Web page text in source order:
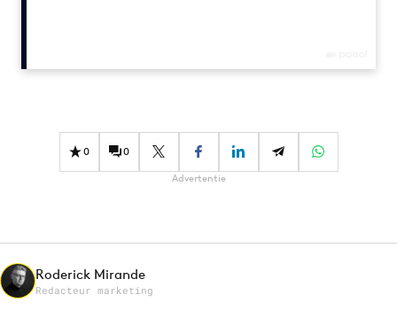
Gedragsverandering
Influencer marketing
Media
Merkstrategie
PR
0 0
Advertentie
Roderick Mirande
Redacteur marketing